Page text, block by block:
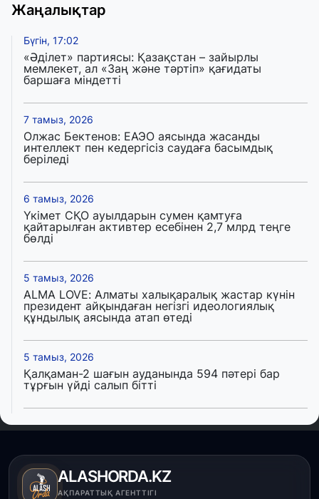
Жаңалықтар
Бүгін, 17:02
«Әділет» партиясы: Қазақстан – зайырлы
мемлекет, ал «Заң және тәртіп» қағидаты
баршаға міндетті
7 тамыз, 2026
Олжас Бектенов: ЕАЭО аясында жасанды
интеллект пен кедергісіз саудаға басымдық
беріледі
6 тамыз, 2026
Үкімет СҚО ауылдарын сумен қамтуға
қайтарылған активтер есебінен 2,7 млрд теңге
бөлді
5 тамыз, 2026
ALMA LOVE: Алматы халықаралық жастар күнін
президент айқындаған негізгі идеологиялық
құндылық аясында атап өтеді
5 тамыз, 2026
Қалқаман-2 шағын ауданында 594 пәтері бар
тұрғын үйді салып бітті
4 тамыз, 2026
артады – Үкімет отырысы
3 тамыз, 2026
ALASHORDA.KZ
АҚПАРАТТЫҚ АГЕНТТІГІ